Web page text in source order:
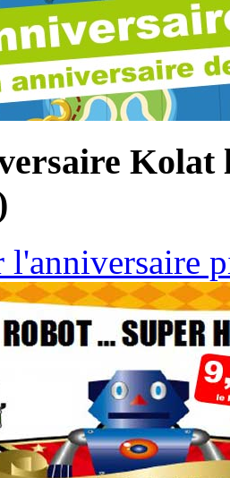
Kolat
l'anniversaire